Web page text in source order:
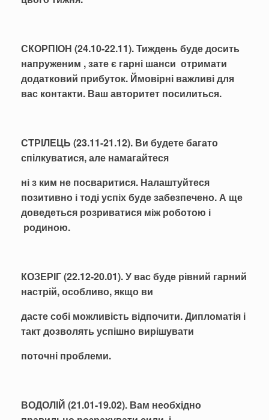
СКОРПІОН (24.10-22.11). Тиждень буде досить
напруженим , зате є гарні шанси отримати
додатковий прибуток. Ймовірні важливі для
вас контакти. Ваш авторитет посилиться.
СТРІЛЕЦЬ (23.11-21.12). Ви будете багато
спілкуватися, але намагайтеся
ні з ким не посваритися. Налаштуйтеся
позитивно і тоді успіх буде забезпечено. А ще
доведеться розриватися між роботою і
родиною.
КОЗЕРІГ (22.12-20.01). У вас буде рівний гарний
настрій, особливо, якщо ви
дасте собі можливість відпочити. Дипломатія і
такт дозволять успішно вирішувати
поточні проблеми.
ВОДОЛІЙ (21.01-19.02). Вам необхідно